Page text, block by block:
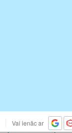
Vai ienāc ar